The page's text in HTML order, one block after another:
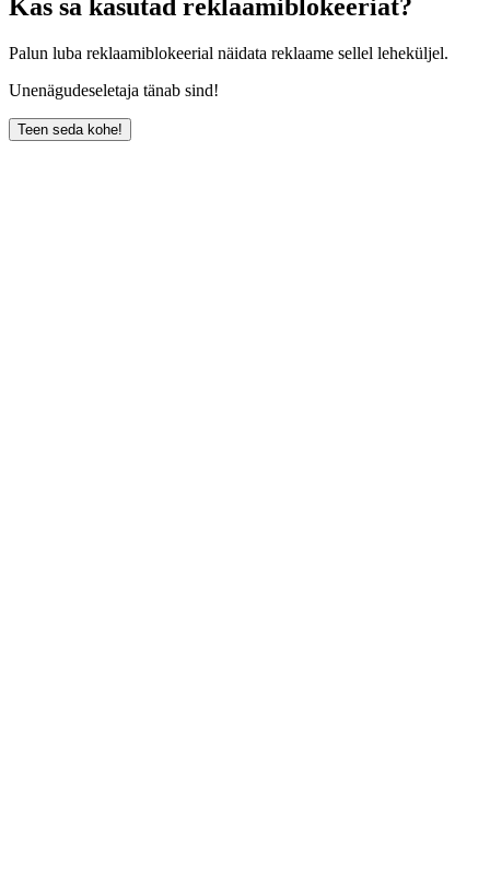
Kas sa kasutad reklaamiblokeeriat?
Palun luba reklaamiblokeerial näidata reklaame sellel leheküljel.
Unenägudeseletaja tänab sind!
Teen seda kohe!